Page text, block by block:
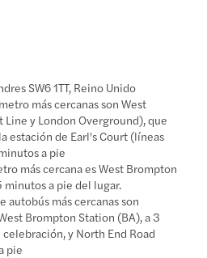
SW6 1TT, Reino Unido
más cercanas son West
y London Overground), que
estación de Earl's Court (líneas
a pie
más cercana es West Brompton
minutos a pie del lugar.
autobús más cercanas son
Brompton Station (BA), a 3
y North End Road
pie